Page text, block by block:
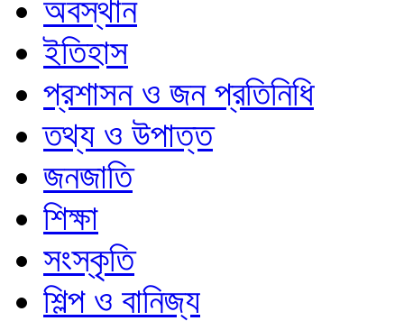
অবস্থান
ইতিহাস
প্রশাসন ও জন প্রতিনিধি
তথ্য ও উপাত্ত
জনজাতি
শিক্ষা
সংস্কৃতি
শিল্প ও বানিজ্য